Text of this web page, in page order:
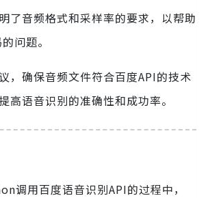
了音频格式和采样率的要求，以帮助
问题。
，确保音频文件符合百度API的技术
高语音识别的准确性和成功率。
调用百度语音识别API的过程中，